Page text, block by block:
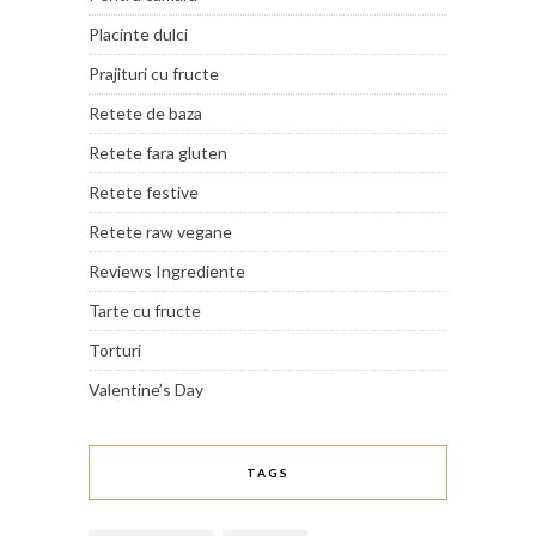
Placinte dulci
Prajituri cu fructe
Retete de baza
Retete fara gluten
Retete festive
Retete raw vegane
Reviews Ingrediente
Tarte cu fructe
Torturi
Valentine’s Day
TAGS